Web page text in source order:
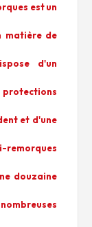
est un
matière de
d'un
et d'une
remorques
douzaine